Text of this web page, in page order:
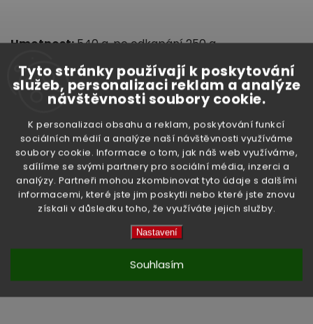
Tyto stránky používají k poskytování
služeb, personalizaci reklam a analýze
návštěvnosti soubory cookie.
K personalizaci obsahu a reklam, poskytování funkcí
sociálních médií a analýze naší návštěvnosti využíváme
soubory cookie. Informace o tom, jak náš web využíváme,
sdílíme se svými partnery pro sociální média, inzerci a
analýzy. Partneři mohou zkombinovat tyto údaje s dalšími
informacemi, které jste jim poskytli nebo které jste znovu
získali v důsledku toho, že využíváte jejich služby.
Nastavení
Souhlasím
Hmotnost:540 g, po odkapání 250 g
Země původu:Thajsko
Doplňkové parametry
Kategorie: Potraviny
Hmotnost: 0.65 kg